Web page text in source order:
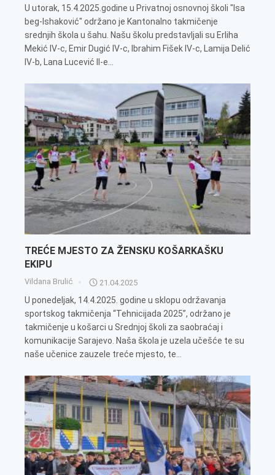
U utorak, 15.4.2025.godine u Privatnoj osnovnoj školi "Isa
beg-Ishaković" održano je Kantonalno takmičenje
srednjih škola u šahu. Našu školu predstavljali su Erliha
Mekić IV-c, Emir Dugić IV-c, Ibrahim Fišek IV-c, Lamija Delić
IV-b, Lana Lucević II-e...
TREĆE MJESTO ZA ŽENSKU KOŠARKAŠKU
EKIPU
Vildana Brulić 21.04.2025
U ponedeljak, 14.4.2025. godine u sklopu održavanja
sportskog takmičenja “Tehnicijada 2025”, održano je
takmičenje u košarci u Srednjoj školi za saobraćaj i
komunikacije Sarajevo. Naša škola je uzela učešće te su
naše učenice zauzele treće mjesto, te...